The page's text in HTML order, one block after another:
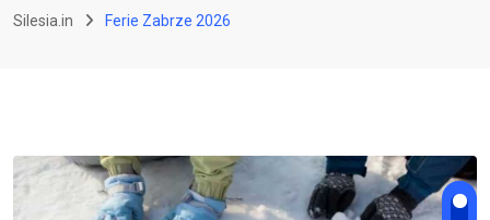
Silesia.in Ferie Zabrze 2026